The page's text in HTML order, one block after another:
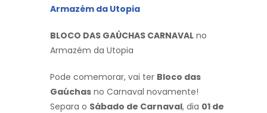
Armazém da Utopia
BLOCO DAS GAÚCHAS CARNAVAL no
Armazém da Utopia
Pode comemorar, vai ter Bloco das
Gaúchas no Carnaval novamente!
Separa o Sábado de Carnaval, dia 01 de